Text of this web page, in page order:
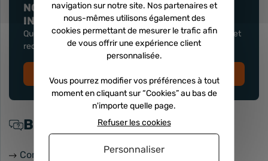
NOUS RÉPARONS VOS TURBOS ET
INJECTEURS
Quelque soit le modèle de votre turbo, envoyez-le nous et
recevez-le en 48h paré pour une nouvelle vie !
Besoin d'aide ?
Comment identifier un turbo en panne
navigation sur notre site. Nos partenaires et
nous-mêmes utilisons également des
cookies permettant de mesurer le trafic afin
de vous offrir une expérience client
personnalisée.
Vous pourrez modifier vos préférences à tout
moment en cliquant sur “Cookies” au bas de
n'importe quelle page.
Refuser les cookies
Personnaliser